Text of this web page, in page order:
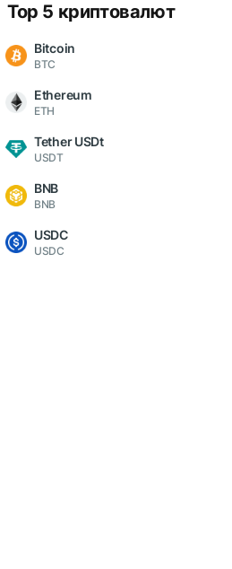
Top 5 криптовалют
Bitcoin
BTC
Ethereum
ETH
Tether USDt
USDT
BNB
BNB
USDC
USDC